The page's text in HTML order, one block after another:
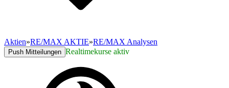
Aktien»RE/MAX AKTIE»RE/MAX Analysen
Push Mitteilungen Realtimekurse aktiv